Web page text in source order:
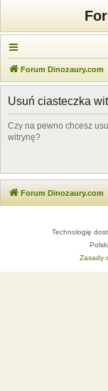
Forum Dinozaury.com
Usuń ciasteczka
Czy na pewno chcesz
witrynę?
Forum Dinozaury.com
Technologię
Zasady